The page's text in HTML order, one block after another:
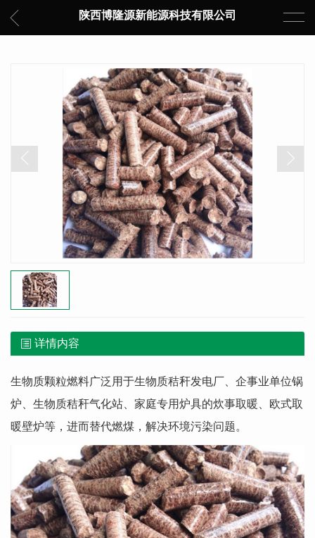
陕西博隆源新能源科技有限公司
详情内容
生物质颗粒燃料广泛用于生物质秸秆发电厂、企事业单位锅
炉、生物质秸秆气化站、家庭专用炉具的炊事取暖、欧式取
暖壁炉等，进而替代燃煤，解决环境污染问题。